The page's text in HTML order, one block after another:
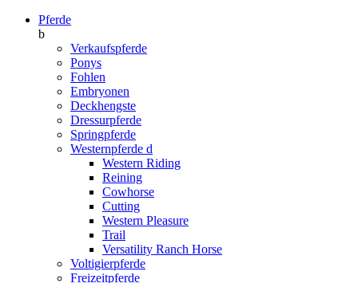
Pferde
b
Verkaufspferde
Ponys
Fohlen
Embryonen
Deckhengste
Dressurpferde
Springpferde
Westernpferde d
Western Riding
Reining
Cowhorse
Cutting
Western Pleasure
Trail
Versatility Ranch Horse
Voltigierpferde
Freizeitpferde